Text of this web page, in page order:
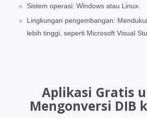
Sistem operasi: Windows atau Linux.
Lingkungan pengembangan:
lebih tinggi, seperti Microsoft Visual
Aplikasi Gratis
Mengonversi DIB